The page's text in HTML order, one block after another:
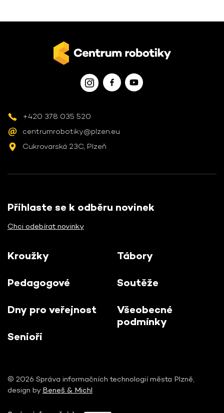
+420 378 035 520
centrumrobotiky@plzen.eu
Cukrovarská 23C, Plzeň
Přihlaste se k odběru novinek
Chci odebírat novinky
Kroužky
Pedagogové
Dny pro veřejnost
Senioři
Tábory
Soutěže
Všeobecné
podmínky
© 2026 Správa informačních technologií města Plzně,
design by Beneš & Michl